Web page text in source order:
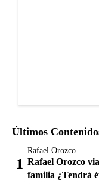
Últimos
Rafael Orozco
Rafael Orozco
familia ¿Tendrá